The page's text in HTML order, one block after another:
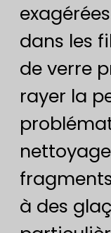
dans les
de verre
rayer la
à des